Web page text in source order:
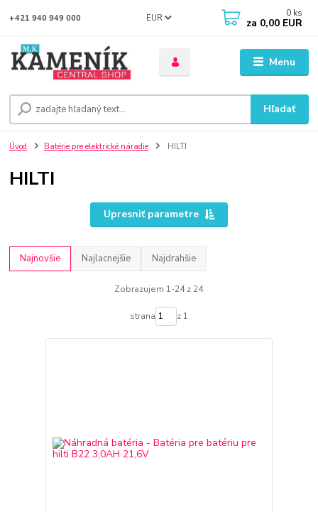
Menu
EUR
Hľadať
+421 940 949 000 0 ks
za 0,00 EUR
Úvod Batérie pre elektrické náradie HILTI
HILTI
Upresniť parametre
Najnovšie Najlacnejšie Najdrahšie
Zobrazujem 1-24 z 24
strana z 1